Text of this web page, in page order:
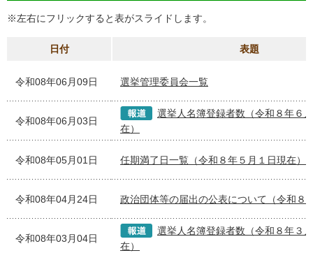
※左右にフリックすると表がスライドします。
日付 表題
令和08年06月09日 選挙管理委員会一覧
令和08年06月03日
選挙人名簿登録者数（令和８年６
在）
令和08年05月01日 任期満了日一覧（令和８年５月１日現在）
令和08年04月24日 政治団体等の届出の公表について（令和８
令和08年03月04日
選挙人名簿登録者数（令和８年３
在）